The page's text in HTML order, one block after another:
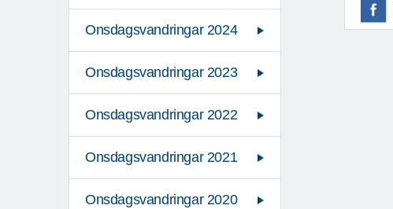
Onsdagsvandringar 2024
Onsdagsvandringar 2023
Onsdagsvandringar 2022
Onsdagsvandringar 2021
Onsdagsvandringar 2020